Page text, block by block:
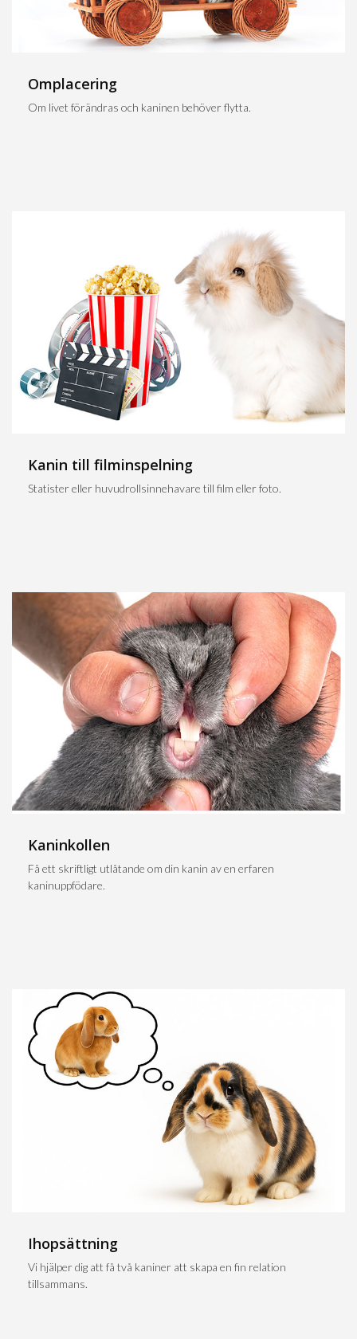
Omplacering
Om livet förändras och kaninen behöver flytta.
Kanin till filminspelning
Statister eller huvudrollsinnehavare till film eller foto.
Kaninkollen
Få ett skriftligt utlåtande om din kanin av en erfaren
kaninuppfödare.
Ihopsättning
Vi hjälper dig att få två kaniner att skapa en fin relation
tillsammans.